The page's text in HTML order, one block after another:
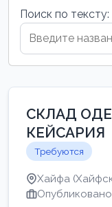
Поиск по тексту:
СКЛАД
КЕЙСАРИЯ
Требуются
Хайфа